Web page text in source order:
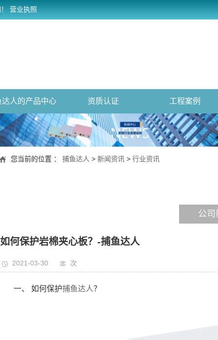
营业执照
达人的产品中心 资质认证 工程案例
您当前的位置 ： 捕鱼达人 > 新闻资讯 > 行业资讯
公司
如何保护岩棉夹心板？-捕鱼达人
2021-03-30 次
一、 如何保护捕鱼达人？